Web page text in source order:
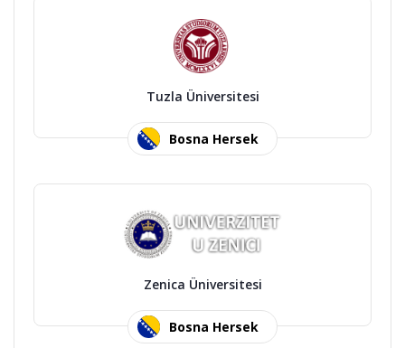
Tuzla Üniversitesi
Bosna Hersek
Zenica Üniversitesi
Bosna Hersek